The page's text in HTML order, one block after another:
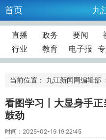
首页 九
直播 政务 要闻
行业
教育 电子报
当前位置： 九江新闻网编辑部
看图学习丨大显身手
鼓劲
时间：2025-02-19 19:22:45